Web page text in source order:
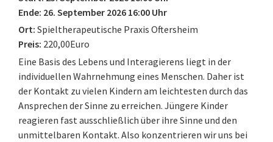
Ende: 26. September 2026 16:00 Uhr
Ort: Spieltherapeutische Praxis Oftersheim
Preis: 220,00Euro
Eine Basis des Lebens und Interagierens liegt in der
individuellen Wahrnehmung eines Menschen. Daher ist
der Kontakt zu vielen Kindern am leichtesten durch das
Ansprechen der Sinne zu erreichen. Jüngere Kinder
reagieren fast ausschließlich über ihre Sinne und den
unmittelbaren Kontakt. Also konzentrieren wir uns bei